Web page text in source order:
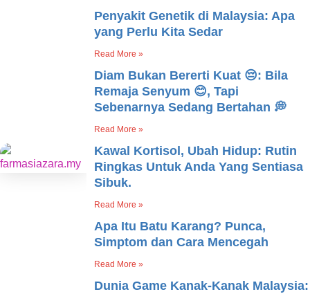
Penyakit Genetik di Malaysia: Apa
yang Perlu Kita Sedar
Read More »
Diam Bukan Bererti Kuat 😔: Bila
Remaja Senyum 😊, Tapi
Sebenarnya Sedang Bertahan 💭
Read More »
Kawal Kortisol, Ubah Hidup: Rutin
Ringkas Untuk Anda Yang Sentiasa
Sibuk.
Read More »
Apa Itu Batu Karang? Punca,
Simptom dan Cara Mencegah
Read More »
Dunia Game Kanak-Kanak Malaysia: